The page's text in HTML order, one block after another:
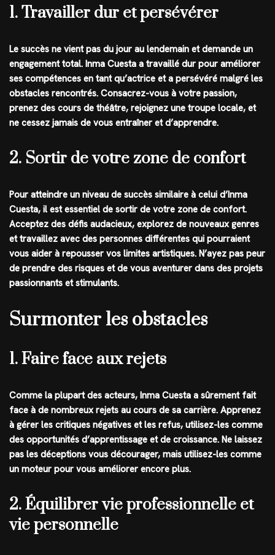
1. Travailler dur et persévérer
Le succès ne vient pas du jour au lendemain et demande un
engagement total. Inma Cuesta a travaillé dur pour améliorer
ses compétences en tant qu’actrice et a persévéré malgré les
obstacles rencontrés. Consacrez-vous à votre passion,
prenez des cours de théâtre, rejoignez une troupe locale, et
ne cessez jamais de vous entraîner et d’apprendre.
2. Sortir de votre zone de confort
Pour atteindre un niveau de succès similaire à celui d’Inma
Cuesta, il est essentiel de sortir de votre zone de confort.
Acceptez des défis audacieux, explorez de nouveaux genres
et travaillez avec des personnes différentes qui pourraient
vous aider à repousser vos limites artistiques. N’ayez pas peur
de prendre des risques et de vous aventurer dans des projets
passionnants et stimulants.
Surmonter les obstacles
1. Faire face aux rejets
Comme la plupart des acteurs, Inma Cuesta a sûrement fait
face à de nombreux rejets au cours de sa carrière. Apprenez
à gérer les critiques négatives et les refus, utilisez-les comme
des opportunités d’apprentissage et de croissance. Ne laissez
pas les déceptions vous décourager, mais utilisez-les comme
un moteur pour vous améliorer encore plus.
2. Équilibrer vie professionnelle et
vie personnelle